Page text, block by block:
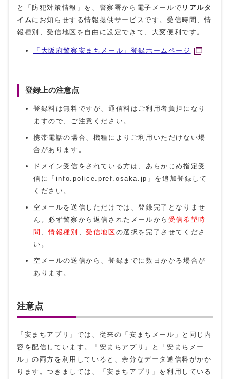
と「防犯対策情報」を、警察署から電子メールで リアルタ
イム にお知らせする情報提供サービスです。受信時間、情
報種別、受信地区を自由に設定できて、大変便利です。
「大阪府警察安まちメール」登録ホームページ
登録上の注意点
登録料は無料ですが、通信料はご利用者負担になり
ますので、ご注意ください。
携帯電話の場合、機種によりご利用いただけない場
合があります。
ドメイン受信をされている方は、あらかじめ指定受
信に「info.police.pref.osaka.jp」を追加登録して
ください。
空メールを送信しただけでは、登録完了となりませ
ん。必ず警察から返信されたメールから 受信希望時
間
、情報種別 、受信地区の選択を完了させてくださ
い。
空メールの送信から、登録までに数日かかる場合が
あります。
注意点
「安まちアプリ」では、従来の「安まちメール」と同じ内
容を配信しています。「安まちアプリ」と「安まちメー
ル」の両方を利用していると、余分なデータ通信料がかか
ります。つきましては、「安まちアプリ」を利用している